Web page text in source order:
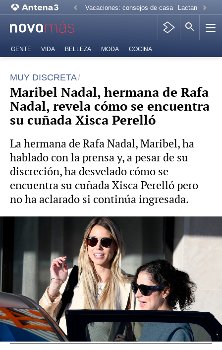
Vacaciones: consejos de casa Lactancia
GENTE VIDA BELLEZA MODA COCINA
MUY DISCRETA
Maribel Nadal, hermana de Rafa
Nadal, revela cómo se encuentra
su cuñada Xisca Perelló
La hermana de Rafa Nadal, Maribel, ha
hablado con la prensa y, a pesar de su
discreción, ha desvelado cómo se
encuentra su cuñada Xisca Perelló pero
no ha aclarado si continúa ingresada.
La necesidad de Rafa Nadal de estar al lado
de su mujer Mery Perelló tras su ingreso
La triste verdad detrás de la despedida de
Rafa Nadal y Roger Federer que ha dado la
vuelta al mundo